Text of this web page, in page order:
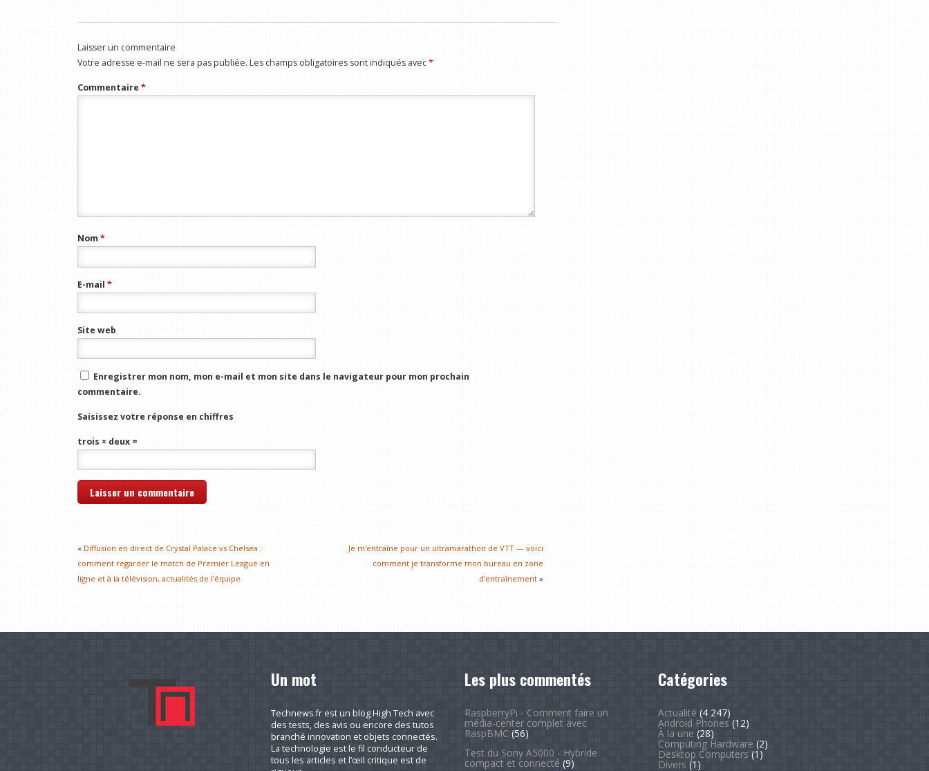
Laisser un commentaire
Votre adresse e-mail ne sera pas publiée. Les champs obligatoires sont indiqués avec*
Commentaire *
Nom*
E-mail *
Site web
Enregistrer mon nom, mon e-mail et mon site dans le navigateur pour mon prochain
commentaire.
Saisissez votre réponse en chiffres
trois × deux =
« Diffusion en direct de Crystal Palace vs Chelsea :
comment regarder le match de Premier League en
ligne et à la télévision, actualités de l'équipe
Je m'entraîne pour un ultramarathon de VTT — voici
comment je transforme mon bureau en zone
d'entraînement»
Un mot
Technews.fr est un blog High Tech avec
des tests, des avis ou encore des tutos
branché innovation et objets connectés.
La technologie est le fil conducteur de
tous les articles et l’œil critique est de
Les plus commentés
RaspberryPi - Comment faire un
média-center complet avec
RaspBMC (56)
Test du Sony A5000 - Hybride
compact et connecté (9)
Catégories
Actualité (4 247)
Android Phones(12)
À la une (28)
Computing Hardware (2)
Desktop Computers (1)
Divers (1)